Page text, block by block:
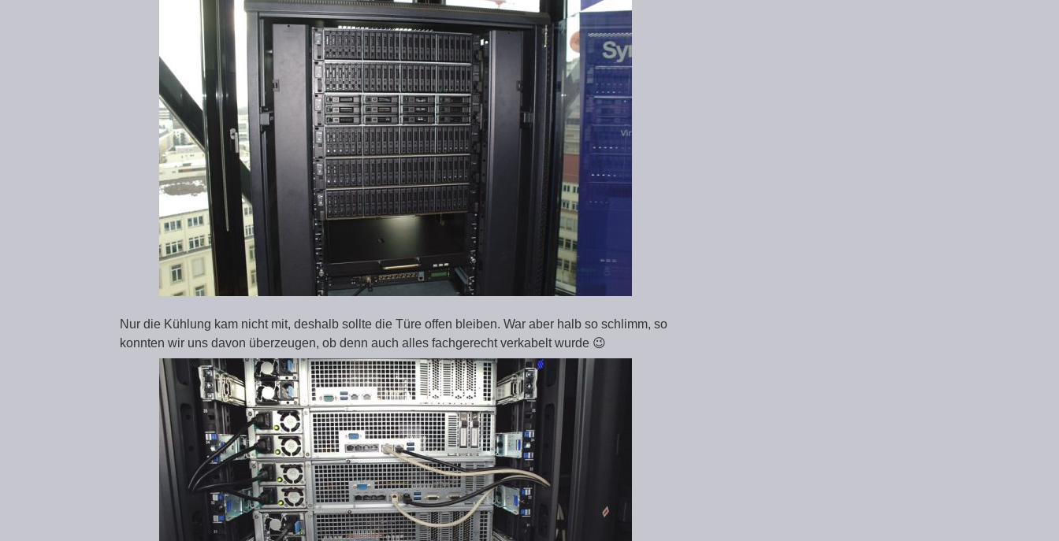
Nur die Kühlung kam nicht mit, deshalb sollte die Türe offen bleiben. War aber halb so schlimm, so
konnten wir uns davon überzeugen, ob denn auch alles fachgerecht verkabelt wurde 😉